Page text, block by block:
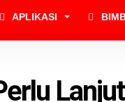
APLIKASI